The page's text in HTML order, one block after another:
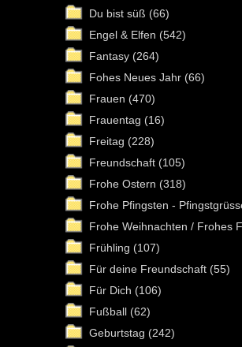
Du bist süß (66)
Engel & Elfen (542)
Fantasy (264)
Fohes Neues Jahr (66)
Frauen (470)
Frauentag (16)
Freitag (228)
Freundschaft (105)
Frohe Ostern (318)
Frohe Pfingsten -
Frohe Weihnachten / Frohes
Frühling (107)
Für deine Freundschaft (55)
Für Dich (106)
Fußball (62)
Geburtstag (242)